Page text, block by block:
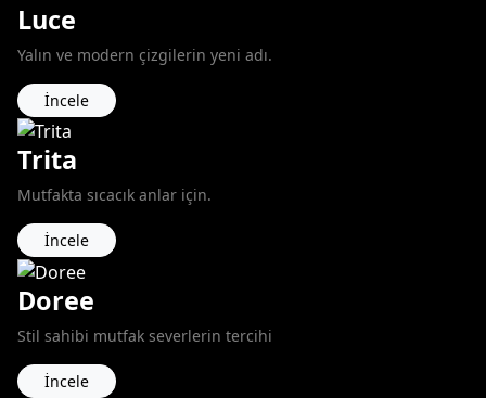
Luce
Yalın ve modern çizgilerin yeni adı.
İncele
Trita
Mutfakta sıcacık anlar için.
İncele
Doree
Stil sahibi mutfak severlerin tercihi
İncele